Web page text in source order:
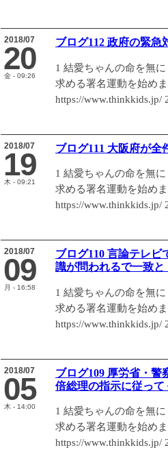
2018/07
20
金 - 09:26
ブログ112 政府の緊
1 結愛ちゃんの命を無
求める署名運動を始め
https://
2018/07
19
木 - 09:21
ブログ111 大阪府が全
1 結愛ちゃんの命を無
求める署名運動を始め
https://
2018/07
09
月 - 16:58
ブログ110 言論テレ
識が問われるで一致と
1 結愛ちゃんの命を無
求める署名運動を始め
https://
2018/07
05
木 - 14:00
ブログ109 厚労省・
倍総理の指示に従っ
1 結愛ちゃんの命を無
求める署名運動を始め
https://